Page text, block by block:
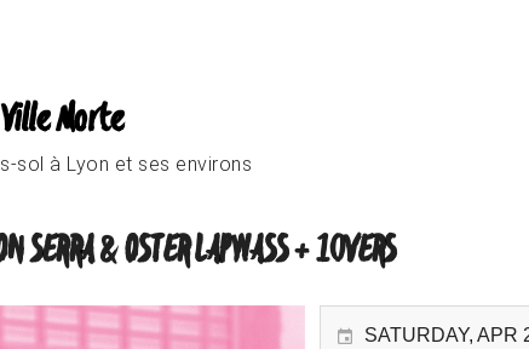
Ville Morte
sol à Lyon et ses environs
SERRA & OSTER LAPWASS + 10VERS
SATURDAY, APR